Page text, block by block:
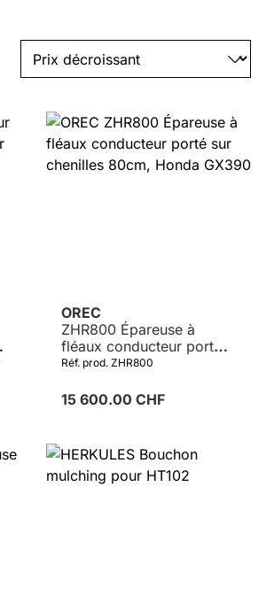
OREC
ZHR800 Épareuse à
fléaux conducteur porté
sur chenilles 80cm,
Réf. prod. ZHR800
15 600.00 CHF